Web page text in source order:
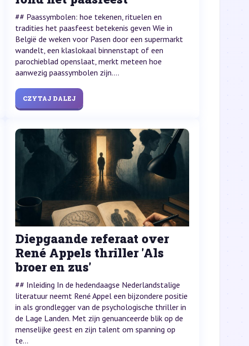
## Paassymbolen: hoe tekenen, rituelen en
tradities het paasfeest betekenis geven Wie in
België de weken voor Pasen door een supermarkt
wandelt, een klaslokaal binnenstapt of een
parochieblad openslaat, merkt meteen hoe
aanwezig paassymbolen zijn....
CZYTAJ DALEJ
Diepgaande referaat over
René Appels thriller 'Als
broer en zus'
## Inleiding In de hedendaagse Nederlandstalige
literatuur neemt René Appel een bijzondere positie
in als grondlegger van de psychologische thriller in
de Lage Landen. Met zijn genuanceerde blik op de
menselijke geest en zijn talent om spanning op
te...